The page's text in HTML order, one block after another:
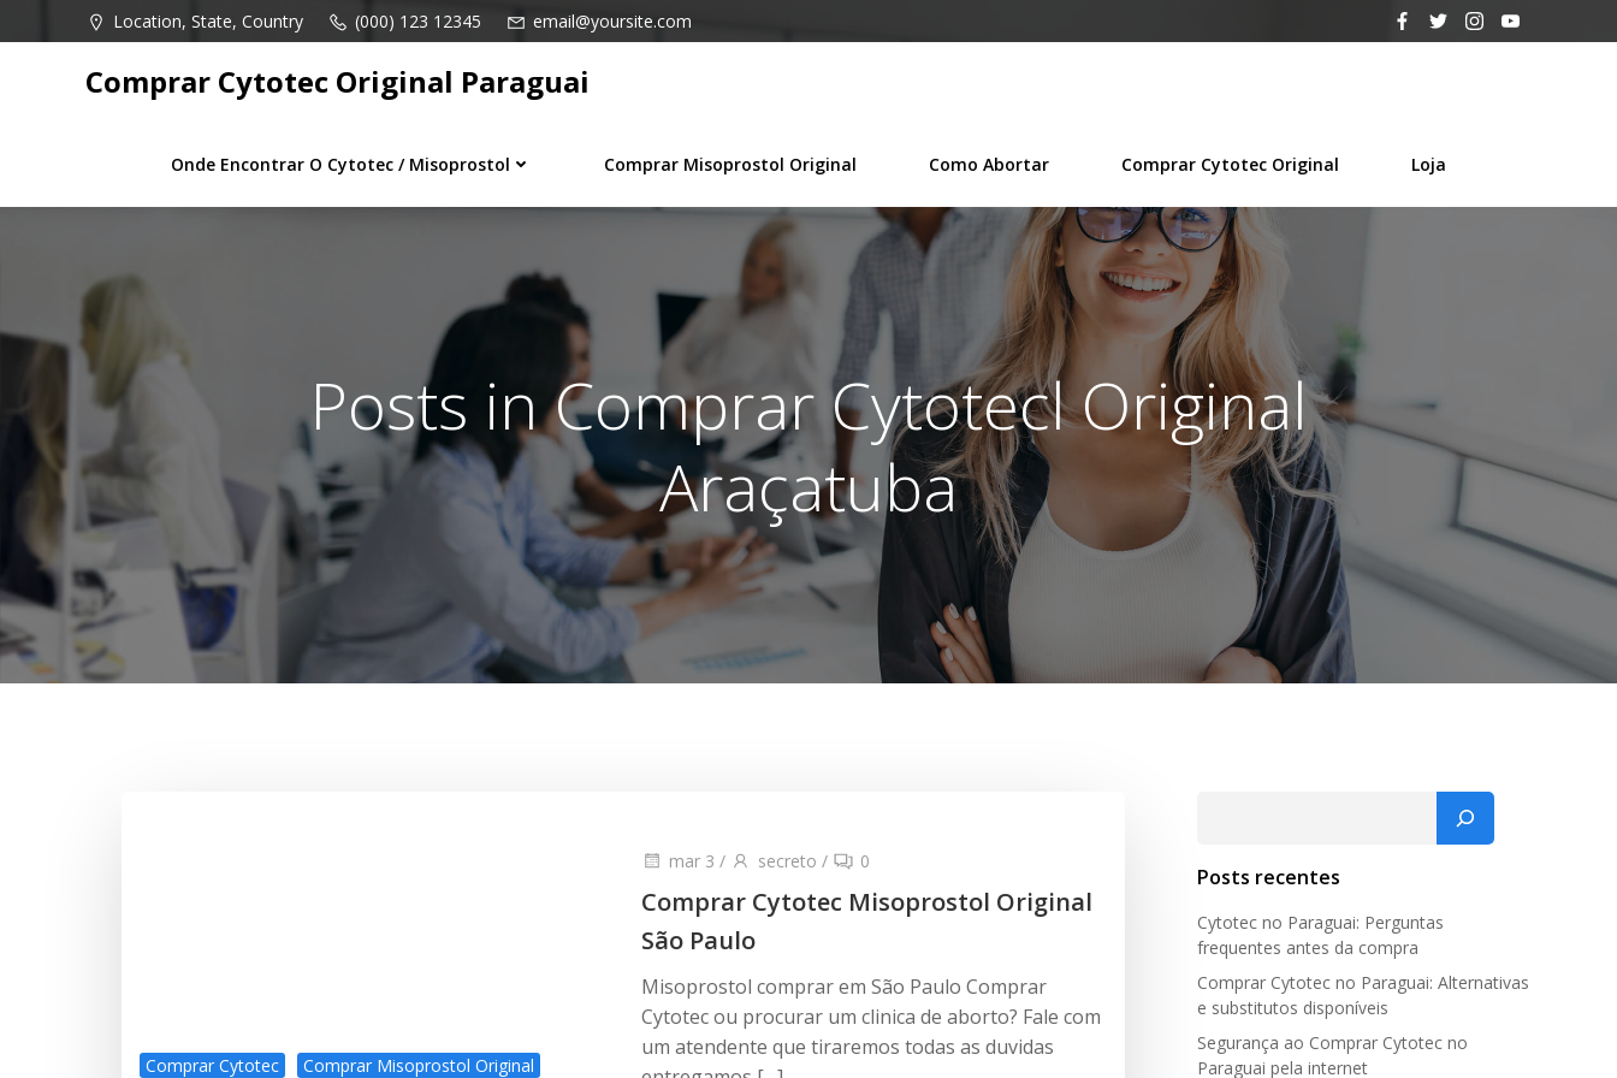
para
Location, State, Country (000) 123 12345 email@yoursite.com
Comprar Cytotec Original Paraguai
Onde Encontrar O Cytotec / Misoprostol Comprar Misoprostol Original Como Abortar Comprar Cytotec Original Loja
Posts in Comprar Cytotecl Original
Araçatuba
Comprar Cytotec
Comprar Misoprostol Original
mar 3 / secreto / 0
Comprar Cytotec Misoprostol Original
São Paulo
Misoprostol comprar em São Paulo Comprar
Cytotec ou procurar um clinica de aborto? Fale com
um atendente que tiraremos todas as duvidas
Posts recentes
Cytotec no Paraguai: Perguntas
frequentes antes da compra
Comprar Cytotec no Paraguai: Alternativas
e substitutos disponíveis
Segurança ao Comprar Cytotec no
Paraguai pela internet